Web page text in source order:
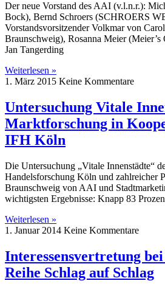
Der neue Vorstand des AAI (v.l.n.r.):
Bock), Bernd Schroers (SCHROERS
Vorstandsvorsitzender Volkmar von
Braunschweig), Rosanna Meier
Jan Tangerding
Weiterlesen »
1. März 2015 Keine Kommentare
Untersuchung Vitale
Marktforschung in
IFH Köln
Die Untersuchung „Vitale Innenstädte“
Handelsforschung Köln und zahlreicher
Braunschweig von AAI und
wichtigsten Ergebnisse: Knapp 83
Weiterlesen »
1. Januar 2014 Keine Kommentare
Interessensvertretung
Reihe Schlag auf Schlag